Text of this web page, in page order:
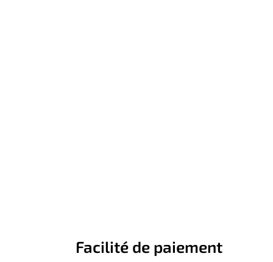
Facilité de paiement